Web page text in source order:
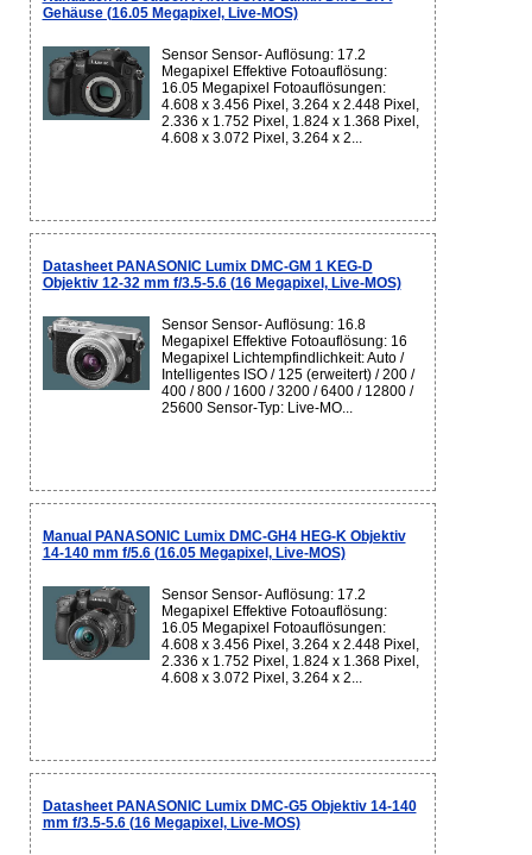
Gehäuse (16.05 Megapixel, Live-MOS)
Sensor Sensor- Auflösung: 17.2
Megapixel Effektive Fotoauflösung:
16.05 Megapixel Fotoauflösungen:
4.608 x 3.456 Pixel, 3.264 x 2.448 Pixel,
2.336 x 1.752 Pixel, 1.824 x 1.368 Pixel,
4.608 x 3.072 Pixel, 3.264 x 2...
Datasheet PANASONIC Lumix DMC-GM 1 KEG-D
Objektiv 12-32 mm f/3.5-5.6 (16 Megapixel, Live-MOS)
Sensor Sensor- Auflösung: 16.8
Megapixel Effektive Fotoauflösung: 16
Megapixel Lichtempfindlichkeit: Auto /
Intelligentes ISO / 125 (erweitert) / 200 /
400 / 800 / 1600 / 3200 / 6400 / 12800 /
25600 Sensor-Typ: Live-MO...
Manual PANASONIC Lumix DMC-GH4 HEG-K Objektiv
14-140 mm f/5.6 (16.05 Megapixel, Live-MOS)
Sensor Sensor- Auflösung: 17.2
Megapixel Effektive Fotoauflösung:
16.05 Megapixel Fotoauflösungen:
4.608 x 3.456 Pixel, 3.264 x 2.448 Pixel,
2.336 x 1.752 Pixel, 1.824 x 1.368 Pixel,
4.608 x 3.072 Pixel, 3.264 x 2...
Datasheet PANASONIC Lumix DMC-G5 Objektiv 14-140
mm f/3.5-5.6 (16 Megapixel, Live-MOS)